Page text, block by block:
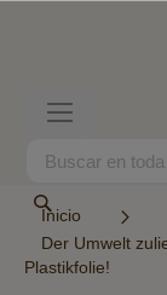
Search
Inicio
Der Umwelt
Plastikfolie!